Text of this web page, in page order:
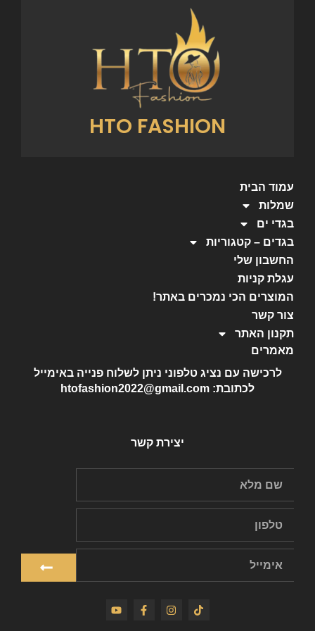
HTO FASHION
עמוד הבית
שמלות
בגדי ים
בגדים – קטגוריות
החשבון שלי
עגלת קניות
המוצרים הכי נמכרים באתר!
צור קשר
תקנון האתר
מאמרים
לרכישה עם נציג טלפוני ניתן לשלוח פנייה באימייל
לכתובת: htofashion2022@gmail.com
יצירת קשר